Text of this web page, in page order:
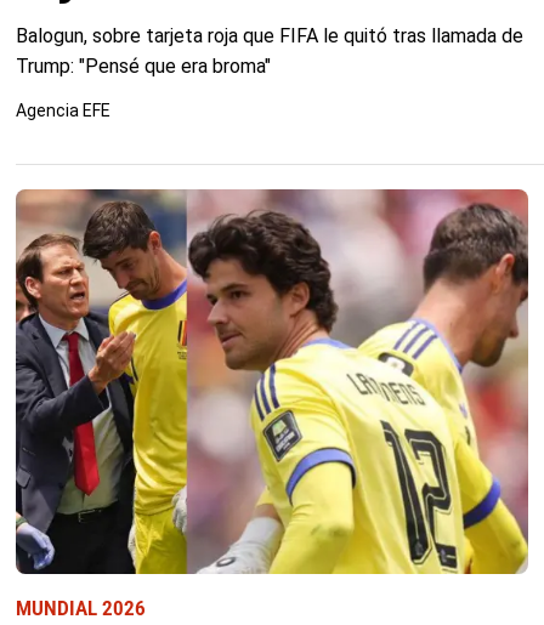
Balogun, sobre tarjeta roja que FIFA le quitó tras llamada de
Trump: "Pensé que era broma"
Agencia EFE
MUNDIAL 2026